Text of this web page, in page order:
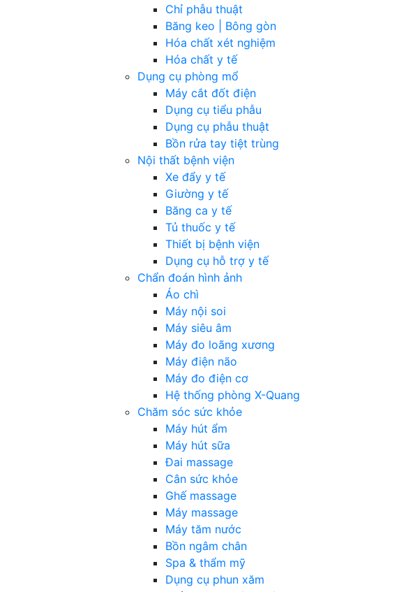
Chỉ phẫu thuật
Băng keo | Bông gòn
Hóa chất xét nghiệm
Hóa chất y tế
Dụng cụ phòng mổ
Máy cắt đốt điện
Dụng cụ tiểu phẫu
Dụng cụ phẫu thuật
Bồn rửa tay tiệt trùng
Nội thất bệnh viện
Xe đẩy y tế
Giường y tế
Băng ca y tế
Tủ thuốc y tế
Thiết bị bệnh viện
Dụng cụ hỗ trợ y tế
Chẩn đoán hình ảnh
Áo chì
Máy nội soi
Máy siêu âm
Máy đo loãng xương
Máy điện não
Máy đo điện cơ
Hệ thống phòng X-Quang
Chăm sóc sức khỏe
Máy hút ẩm
Máy hút sữa
Đai massage
Cân sức khỏe
Ghế massage
Máy massage
Máy tăm nước
Bồn ngâm chân
Spa & thẩm mỹ
Dụng cụ phun xăm